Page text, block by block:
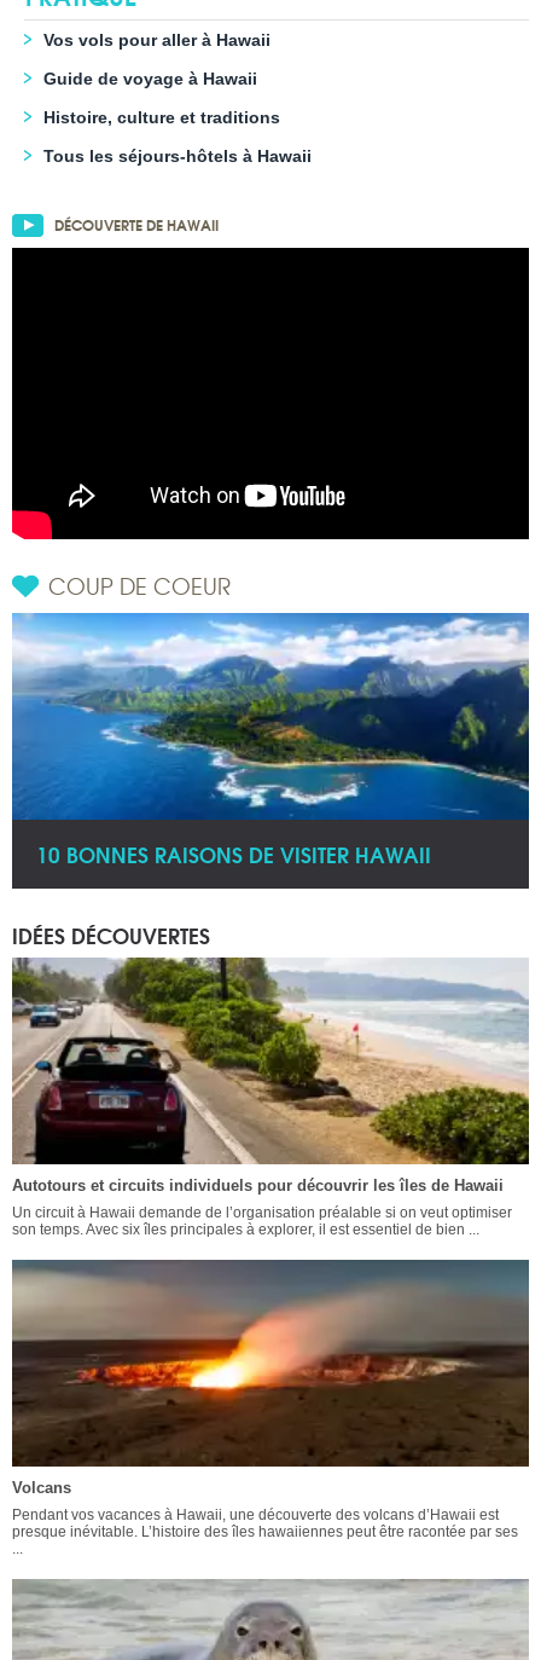
Vos vols pour aller à Hawaii
Guide de voyage à Hawaii
Histoire, culture et traditions
Tous les séjours-hôtels à Hawaii
DÉCOUVERTE DE HAWAII
COUP DE COEUR
10 BONNES RAISONS DE VISITER HAWAII
IDÉES DÉCOUVERTES
Autotours et circuits individuels pour découvrir les îles de Hawaii
Un circuit à Hawaii demande de l’organisation préalable si on veut optimiser
son temps. Avec six îles principales à explorer, il est essentiel de bien ...
Volcans
Pendant vos vacances à Hawaii, une découverte des volcans d’Hawaii est
presque inévitable. L’histoire des îles hawaiiennes peut être racontée par ses
...